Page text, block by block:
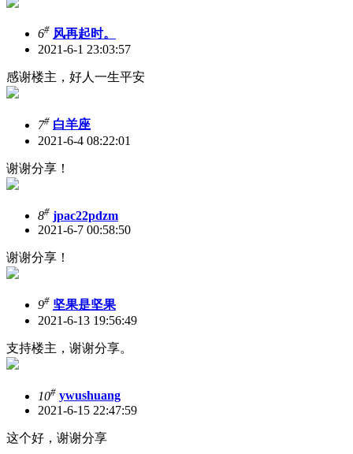
6# 风再起时。
2021-6-1 23:03:57
感谢楼主，好人一生平安
7# 白羊座
2021-6-4 08:22:01
谢谢分享！
8# jpac22pdzm
2021-6-7 00:58:50
谢谢分享！
9# 坚果是坚果
2021-6-13 19:56:49
支持楼主，谢谢分享。
10# ywushuang
2021-6-15 22:47:59
这个好，谢谢分享